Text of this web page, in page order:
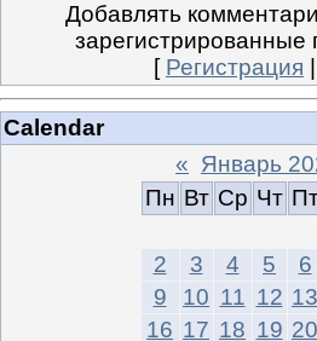
Добавлять
зарегистрированные
[ Регистрация
Calendar
« Январь
Пн Вт Ср Чт
2
3 4 5 6
9
10 11 12 13
16 17 18 19 20